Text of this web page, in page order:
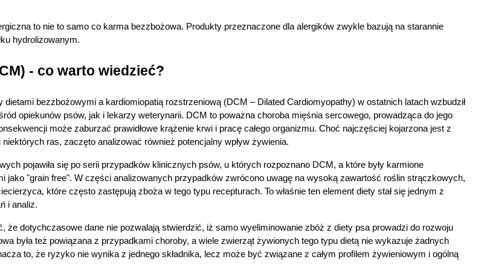
to nie to samo co karma bezzbożowa. Produkty przeznaczone dla alergików zwykle bazują na starannie
hydrolizowanym.
- co warto wiedzieć?
dietami bezzbożowymi a kardiomiopatią rozstrzeniową (DCM – Dilated Cardiomyopathy) w ostatnich latach wzbudził
opiekunów psów, jak i lekarzy weterynarii. DCM to poważna choroba mięśnia sercowego, prowadząca do jego
może zaburzać prawidłowe krążenie krwi i pracę całego organizmu. Choć najczęściej kojarzona jest z
ras, zaczęto analizować również potencjalny wpływ żywienia.
pojawiła się po serii przypadków klinicznych psów, u których rozpoznano DCM, a które były karmione
jako "grain free". W części analizowanych przypadków zwrócono uwagę na wysoką zawartość roślin strączkowych,
które często zastępują zboża w tego typu recepturach. To właśnie ten element diety stał się jednym z
i analiz.
że dotychczasowe dane nie pozwalają stwierdzić, iż samo wyeliminowanie zbóż z diety psa prowadzi do rozwoju
była też powiązana z przypadkami choroby, a wiele zwierząt żywionych tego typu dietą nie wykazuje żadnych
to, że ryzyko nie wynika z jednego składnika, lecz może być związane z całym profilem żywieniowym i ogólną